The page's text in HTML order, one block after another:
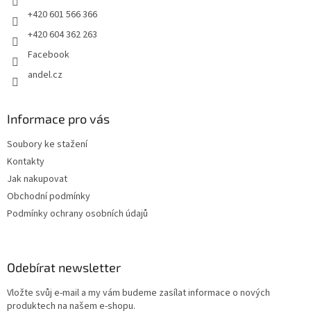
+420 601 566 366
+420 604 362 263
Facebook
andel.cz
Informace pro vás
Soubory ke stažení
Kontakty
Jak nakupovat
Obchodní podmínky
Podmínky ochrany osobních údajů
Odebírat newsletter
Vložte svůj e-mail a my vám budeme zasílat informace o nových
produktech na našem e-shopu.